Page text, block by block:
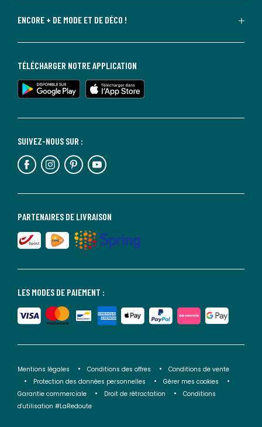
ENCORE + DE MODE ET DE DÉCO !
LES MODES DE PAIEMENT :
PARTENAIRES DE LIVRAISON
SUIVEZ-NOUS SUR :
TÉLÉCHARGER NOTRE APPLICATION
Mentions légales Conditions des offres
Conditions de vente
Protection des données personnelles
Gérer mes cookies
Garantie commerciale
Droit de rétractation
Conditions
d'utilisation #LaRedoute